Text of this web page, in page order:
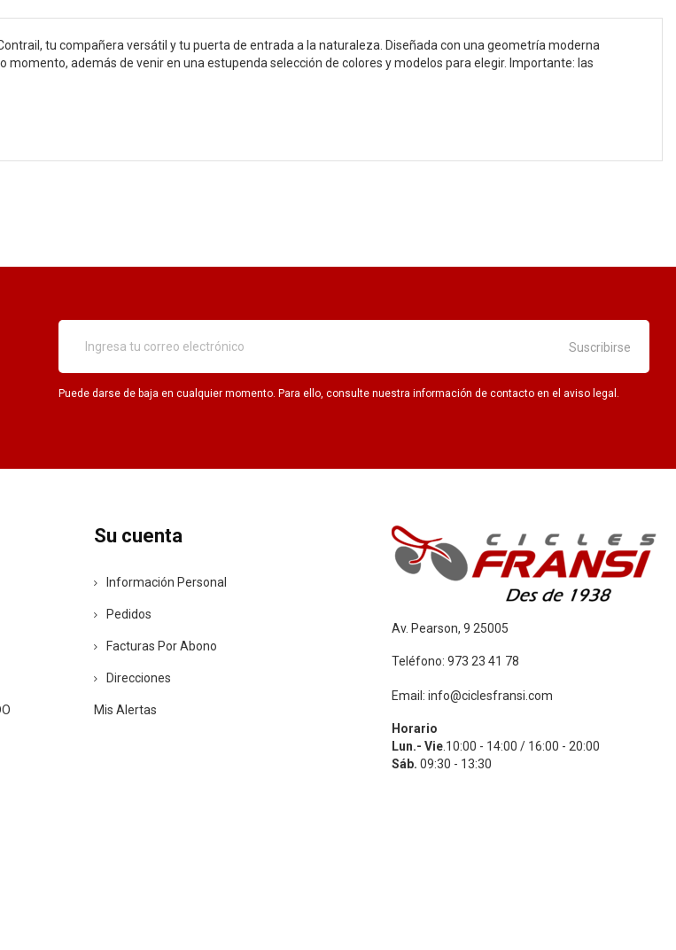
tu compañera versátil y tu puerta de entrada a la naturaleza. Diseñada con una geometría moderna
además de venir en una estupenda selección de colores y modelos para elegir. Importante: las
Puede darse de baja en cualquier momento. Para ello, consulte nuestra información de contacto en el aviso legal.
Su cuenta
Información Personal
Pedidos
Facturas Por Abono
Direcciones
Mis Alertas
Av. Pearson, 9 25005
Teléfono: 973 23 41 78
Email: info@ciclesfransi.com
Horario
Lun.- Vie .10:00 - 14:00 / 16:00 - 20:00
Sáb. 09:30 - 13:30